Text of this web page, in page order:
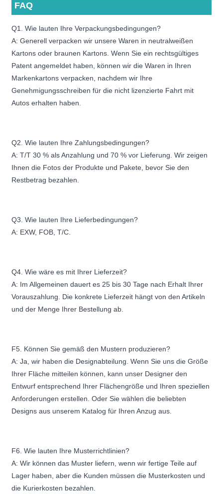
FAQ
Q1. Wie lauten Ihre Verpackungsbedingungen?
A: Generell verpacken wir unsere Waren in neutralweißen
Kartons oder braunen Kartons. Wenn Sie ein rechtsgültiges
Patent angemeldet haben, können wir die Waren in Ihren
Markenkartons verpacken, nachdem wir Ihre
Genehmigungsschreiben für die nicht lizenzierte Fahrt mit
Autos erhalten haben.
Q2. Wie lauten Ihre Zahlungsbedingungen?
A: T/T 30 % als Anzahlung und 70 % vor Lieferung. Wir zeigen
Ihnen die Fotos der Produkte und Pakete, bevor Sie den
Restbetrag bezahlen.
Q3. Wie lauten Ihre Lieferbedingungen?
A: EXW, FOB, T/C.
Q4. Wie wäre es mit Ihrer Lieferzeit?
A: Im Allgemeinen dauert es 25 bis 30 Tage nach Erhalt Ihrer
Vorauszahlung. Die konkrete Lieferzeit hängt von den Artikeln
und der Menge Ihrer Bestellung ab.
F5. Können Sie gemäß den Mustern produzieren?
A: Ja, wir haben die Designabteilung. Wenn Sie uns die Größe
Ihrer Fläche mitteilen können, kann unser Designer den
Entwurf entsprechend Ihrer Flächengröße und Ihren speziellen
Anforderungen erstellen. Oder Sie wählen die beliebten
Designs aus unserem Katalog für Ihren Anzug aus.
F6. Wie lauten Ihre Musterrichtlinien?
A: Wir können das Muster liefern, wenn wir fertige Teile auf
Lager haben, aber die Kunden müssen die Musterkosten und
die Kurierkosten bezahlen.